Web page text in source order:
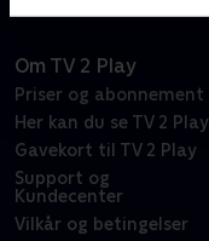
Om TV 2 Play
Priser og abonnement
Her kan du se TV 2 Play
Gavekort til TV 2 Play
Support og
Kundecenter
Vilkår og betingelser